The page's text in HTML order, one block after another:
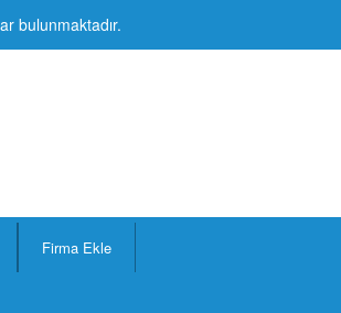
bulunmaktadır.
Firma Ekle